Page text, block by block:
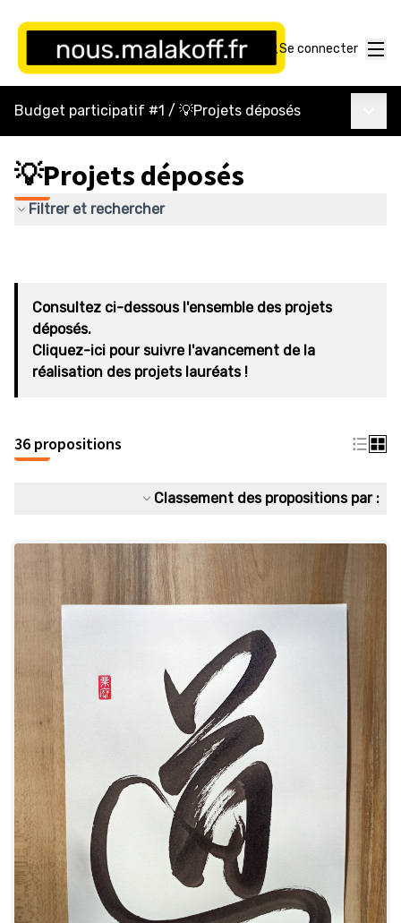
Se connecter
Budget participatif #1 / 💡Projets déposés
💡Projets déposés
Filtrer et rechercher
Consultez ci-dessous l'ensemble des projets
déposés.
Cliquez-ici pour suivre l'avancement de la
réalisation des projets lauréats !
36 propositions
Classement des propositions par :